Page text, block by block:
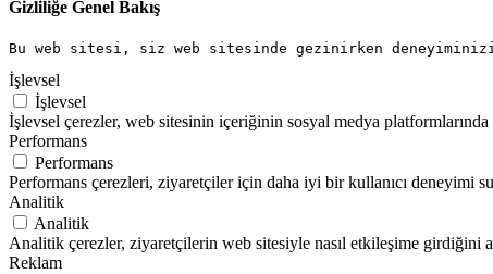
Gizliliğe Genel Bakış
Bu web sitesi, siz web sitesinde gezinirken
İşlevsel
İşlevsel
İşlevsel çerezler, web sitesinin içeriğinin sosyal medya
Performans
Performans
Performans çerezleri, ziyaretçiler için daha iyi bir kullanıcı deneyimi
Analitik
Analitik
Analitik çerezler, ziyaretçilerin web sitesiyle nasıl etkileşime girdiğini
Reklam